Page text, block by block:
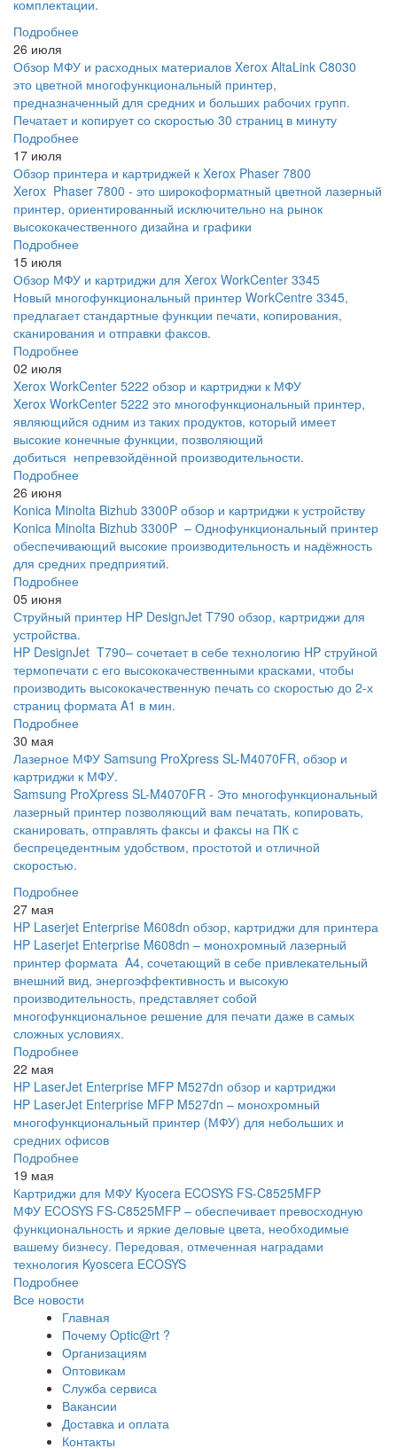
комплектации.
Подробнее
26 июля
Обзор МФУ и расходных материалов Xerox AltaLink C8030
это цветной многофункциональный принтер,
предназначенный для средних и больших рабочих групп.
Печатает и копирует со скоростью 30 страниц в минуту
Подробнее
17 июля
Обзор принтера и картриджей к Xerox Phaser 7800
Xerox Phaser 7800 - это широкоформатный цветной лазерный
принтер, ориентированный исключительно на рынок
высококачественного дизайна и графики
Подробнее
15 июля
Обзор МФУ и картриджи для Xerox WorkCenter 3345
Новый многофункциональный принтер WorkCentre 3345,
предлагает стандартные функции печати, копирования,
сканирования и отправки факсов.
Подробнее
02 июля
Xerox WorkCenter 5222 обзор и картриджи к МФУ
Xerox WorkCenter 5222 это многофункциональный принтер,
являющийся одним из таких продуктов, который имеет
высокие конечные функции, позволяющий
добиться непревзойдённой производительности.
Подробнее
26 июня
Konica Minolta Bizhub 3300P обзор и картриджи к устройству
Konica Minolta Bizhub 3300P – Однофункциональный принтер
обеспечивающий высокие производительность и надёжность
для средних предприятий.
Подробнее
05 июня
Струйный принтер HP DesignJet T790 обзор, картриджи для
устройства.
HP DesignJet T790– сочетает в себе технологию HP струйной
термопечати с его высококачественными красками, чтобы
производить высококачественную печать со скоростью до 2-х
страниц формата A1 в мин.
Подробнее
30 мая
Лазерное МФУ Samsung ProXpress SL-M4070FR, обзор и
картриджи к МФУ.
Samsung ProXpress SL-M4070FR - Это многофункциональный
лазерный принтер позволяющий вам печатать, копировать,
сканировать, отправлять факсы и факсы на ПК с
беспрецедентным удобством, простотой и отличной
скоростью.
Подробнее
27 мая
HP Laserjet Enterprise M608dn обзор, картриджи для принтера
HP Laserjet Enterprise M608dn – монохромный лазерный
принтер формата A4, сочетающий в себе привлекательный
внешний вид, энергоэффективность и высокую
производительность, представляет собой
многофункциональное решение для печати даже в самых
сложных условиях.
Подробнее
22 мая
HP LaserJet Enterprise MFP M527dn обзор и картриджи
HP LaserJet Enterprise MFP M527dn – монохромный
многофункциональный принтер (МФУ) для небольших и
средних офисов
Подробнее
19 мая
Картриджи для МФУ Kyocera ECOSYS FS-C8525MFP
МФУ ECOSYS FS-C8525MFP – обеспечивает превосходную
функциональность и яркие деловые цвета, необходимые
вашему бизнесу. Передовая, отмеченная наградами
технология Kyoscera ECOSYS
Подробнее
Все новости
Главная
Почему Optic@rt ?
Организациям
Оптовикам
Служба сервиса
Вакансии
Доставка и оплата
Контакты